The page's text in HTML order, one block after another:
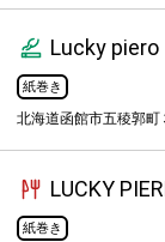
Lucky piero
紙巻き
北海道函館市五稜郭町
LUCKY
紙巻き